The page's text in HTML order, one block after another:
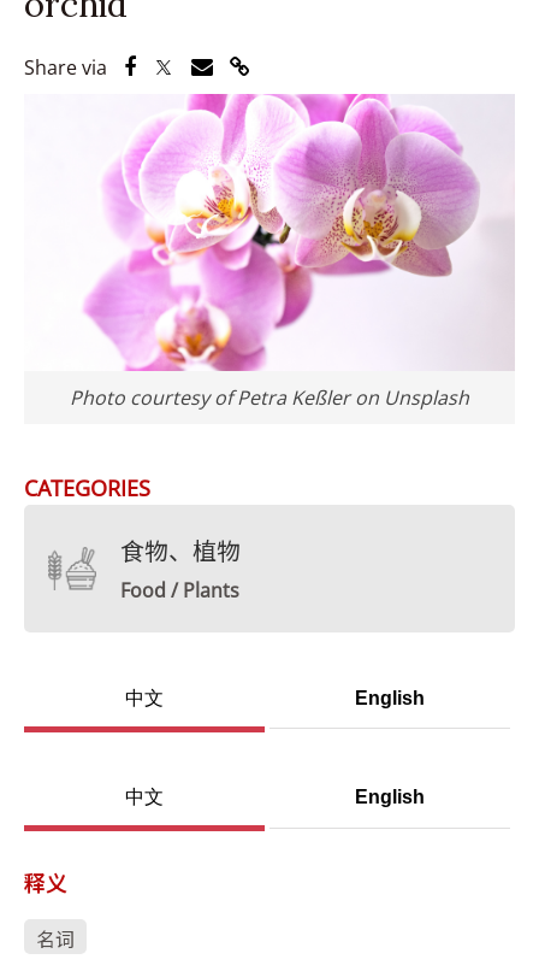
Share via Share via Facebook
Share via Twitter
Share via Email
Share via Link
Photo courtesy of Petra Keßler on Unsplash
CATEGORIES
食物、植物
Food / Plants
中文 English
中文 English
释义
名词